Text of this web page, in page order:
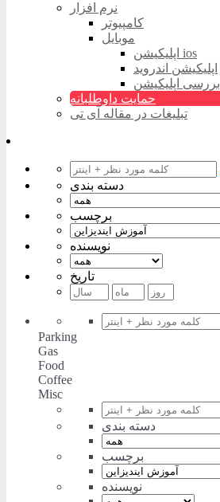
نرم افزار
کامپیوتر
موبایل
اپلیکیشن ios
اپلیکیشن اندروید
بررسی اپلیکیشن
حمایت داوطلبانه
تبلیغات در مقاله آی تی
دسته بندی
برچسب
نویسنده
تاریخ
Parking
Gas
Food
Coffee
Misc
دسته بندی
برچسب
نویسنده